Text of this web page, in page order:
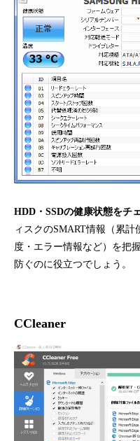
HDD・SSDの健康状態をチ
ィスクのSMART情報（累
度・エラー情報など）を把
防ぐのに役立つでしょう。
CCleaner